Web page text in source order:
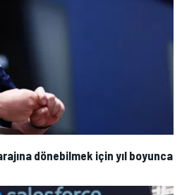
dönebilmek için yıl boyunca